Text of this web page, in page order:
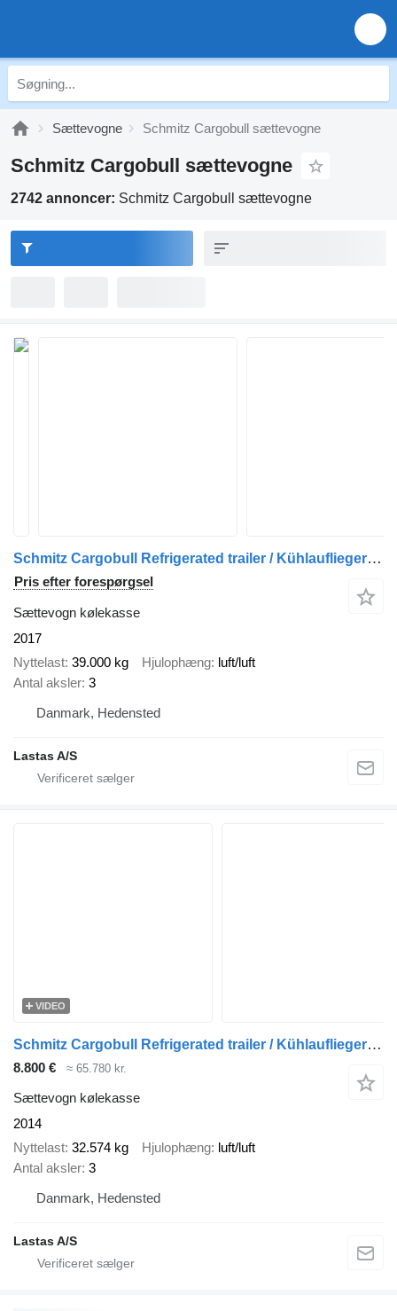
Sættevogne Schmitz Cargobull sættevogne
Schmitz Cargobull sættevogne
2742 annoncer: Schmitz Cargobull sættevogne
Schmitz Cargobull Refrigerated trailer / Kühlauflieger / Køletrailer
Pris efter forespørgsel
Sættevogn kølekasse
2017
Nyttelast 39.000 kg Hjulophæng luft/luft
Antal aksler 3
Danmark, Hedensted
Lastas A/S
VIDEO
Schmitz Cargobull Refrigerated trailer / Kühlauflieger / Køletrailer
8.800 € ≈ 65.780 kr.
Sættevogn kølekasse
2014
Nyttelast 32.574 kg Hjulophæng luft/luft
Antal aksler 3
Danmark, Hedensted
Lastas A/S